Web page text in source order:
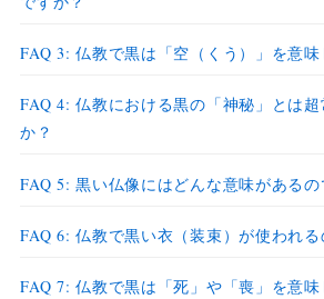
FAQ 3: 仏教で黒は「空（くう）」を意味
FAQ 4: 仏教における黒の「神秘」とは
か？
FAQ 5: 黒い仏像にはどんな意味があるの
FAQ 6: 仏教で黒い衣（装束）が使われ
FAQ 7: 仏教で黒は「死」や「喪」を意味